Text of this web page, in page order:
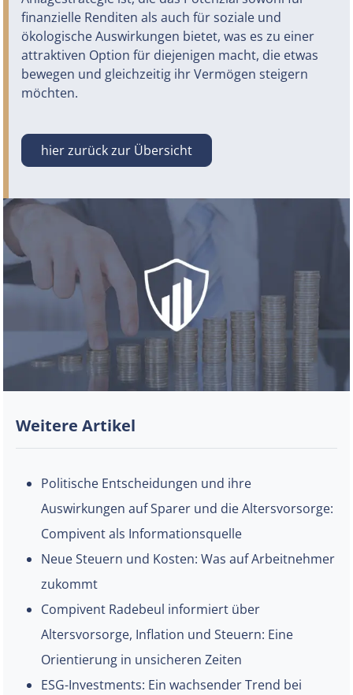
Weitere Artikel
Politische Entscheidungen und ihre
Auswirkungen auf Sparer und die Altersvorsorge:
Compivent als Informationsquelle
Neue Steuern und Kosten: Was auf Arbeitnehmer
zukommt
Compivent Radebeul informiert über
Altersvorsorge, Inflation und Steuern: Eine
Orientierung in unsicheren Zeiten
ESG-Investments: Ein wachsender Trend bei
finanzielle Renditen als auch für soziale und
ökologische Auswirkungen bietet, was es zu einer
attraktiven Option für diejenigen macht, die etwas
bewegen und gleichzeitig ihr Vermögen steigern
möchten.
hier zurück zur Übersicht